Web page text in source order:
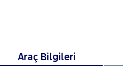
Araç Bilgileri